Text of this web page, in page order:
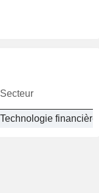
Secteur